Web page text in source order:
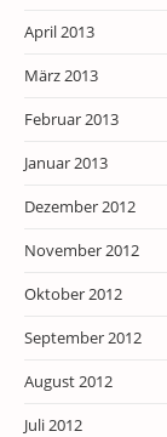
April 2013
März 2013
Februar 2013
Januar 2013
Dezember 2012
November 2012
Oktober 2012
September 2012
August 2012
Juli 2012